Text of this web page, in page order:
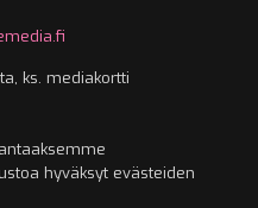
ks. mediakortti
hyväksyt evästeiden